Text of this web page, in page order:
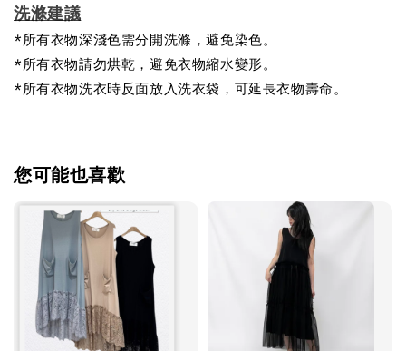
洗滌建議
*所有衣物深淺色需分開洗滌，避免染色。
*所有衣物請勿烘乾，避免衣物縮水變形。
*所有衣物洗衣時反面放入洗衣袋，可延長衣物壽命。
您可能也喜歡